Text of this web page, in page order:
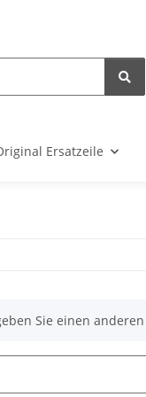
Ersatzeile
Sie einen